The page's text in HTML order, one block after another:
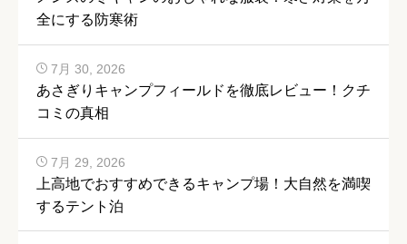
全にする防寒術
あさぎりキャンプフィールドを徹底レビュー！クチ
コミの真相
7月 30, 2026
上高地でおすすめできるキャンプ場！大自然を満喫
するテント泊
7月 29, 2026